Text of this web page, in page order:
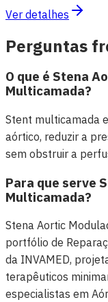
Ver detalhes
Perguntas
O que é Stena
Multicamada?
Stent multicamada
aórtico, reduzir a
sem obstruir a
Para que serve
Multicamada?
Stena Aortic
portfólio de
da INVAMED,
terapêuticos
especialistas em